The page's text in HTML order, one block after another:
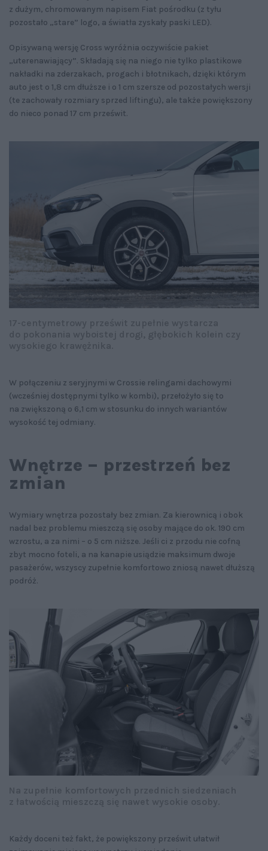
z dużym, chromowanym napisem Fiat pośrodku (z tyłu
pozostało „stare” logo, a światła zyskały paski LED).
Opisywaną wersję Cross wyróżnia oczywiście pakiet
„uterenawiający”. Składają się na niego nie tylko plastikowe
nakładki na zderzakach, progach i błotnikach, dzięki którym
auto jest o 1,8 cm dłuższe i o 1 cm szersze od pozostałych wersji
(te zachowały rozmiary sprzed liftingu), ale także powiększony
do nieco ponad 17 cm prześwit.
W połączeniu z seryjnymi w Crossie relingami dachowymi
(wcześniej dostępnymi tylko w kombi), przełożyło się to
na zwiększoną o 6,1 cm w stosunku do innych wariantów
wysokość tej odmiany.
Wnętrze – przestrzeń bez
zmian
Wymiary wnętrza pozostały bez zmian. Za kierownicą i obok
nadal bez problemu mieszczą się osoby mające do ok. 190 cm
wzrostu, a za nimi – o 5 cm niższe. Jeśli ci z przodu nie cofną
zbyt mocno foteli, a na kanapie usiądzie maksimum dwoje
pasażerów, wszyscy zupełnie komfortowo zniosą nawet dłuższą
podróż.
Każdy doceni też fakt, że powiększony prześwit ułatwił